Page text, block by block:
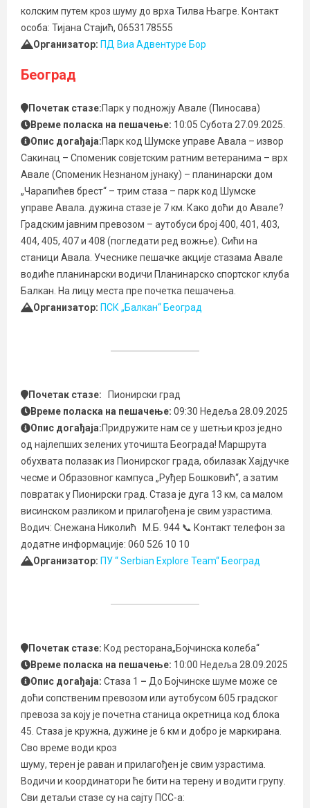
колским путем кроз шуму до врха Тилва Њагре. Контакт
особа: Тијана Стајић, 0653178555
Организатор: ПД Виа Адвентуре Бор
Београд
Почетак стазе:Парк у подножју Авале (Пиносава)
Време поласка на пешачење: 10:05 Субота 27.09.2025.
Опис догађаја:Парк код Шумске управе Авала – извор
Сакинац – Споменик совјетским ратним ветеранима – врх
Авале (Споменик Незнаном јунаку) – планинарски дом
„Чарапићев брест“ – трим стаза – парк код Шумске
управе Авала. дужина стазе је 7 км. Како доћи до Авале?
Градским јавним превозом – аутобуси број 400, 401, 403,
404, 405, 407 и 408 (погледати ред вожње). Сићи на
станици Авала. Учеснике пешачке акције стазама Авале
водиће планинарски водичи Планинарско спортског клуба
Балкан. На лицу места пре почетка пешачења.
Организатор: ПСК „Балкан“ Београд
Почетак стазе:
Пионирски град
Време поласка на пешачење: 09:30 Недеља 28.09.2025
Опис догађаја:Придружите нам се у шетњи кроз једно
од најлепших зелених уточишта Београда! Маршрута
обухвата полазак из Пионирског града, обилазак Хајдучке
чесме и Образовног кампуса „Руђер Бошковић“, а затим
повратак у Пионирски град. Стаза је дуга 13 км, са малом
висинском разликом и прилагођена је свим узрастима.
Водич: Снежана Николић М.Б. 944 📞 Контакт телефон за
додатне информације: 060 526 10 10
Организатор: ПУ “ Serbian Explore Team“ Београд
Почетак стазе: Код ресторана„Бојчинска колеба“
Време поласка на пешачење: 10:00 Недеља 28.09.2025
Опис догађаја: Стаза 1 – До Бојчинске шуме може се
доћи сопственим превозом или аутобусом 605 градског
превоза за коју је почетна станица окретница код блока
45. Стаза је кружна, дужине је 6 км и добро је маркирана.
Сво време води кроз
шуму, терен је раван и прилагођен је свим узрастима.
Водичи и координатори ће бити на терену и водити групу.
Сви детаљи стазе су на сајту ПСС-а: